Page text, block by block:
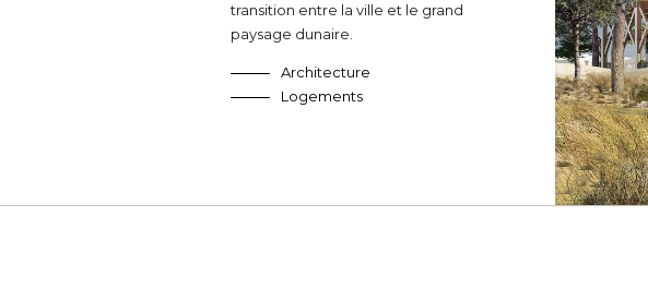
transition entre la ville et le grand
paysage dunaire.
Architecture
Logements